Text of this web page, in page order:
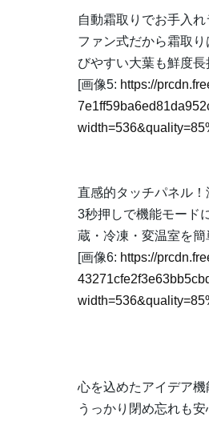
自動霜取りでお手入
ファン式だから霜取
びやすい大葉も鮮度
[画像5: https://
直感的タッチパネル
3秒押しで機能モード
蔵・冷凍・変温室を簡
[画像6: https://
心を込めたアイデア機
うっかり閉め忘れも